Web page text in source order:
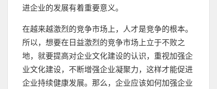
进企业的发展有着重要意义。
在越来越激烈的竞争市场上，人才是竞争的根本。
所以，想要在日益激烈的竞争市场上立于不败之
地，就要提高对企业文化建设的认识，重视加强企
业文化建设，不断增强企业凝聚力，这样才能促进
企业持续健康发展。那么，企业应该如何加强企业